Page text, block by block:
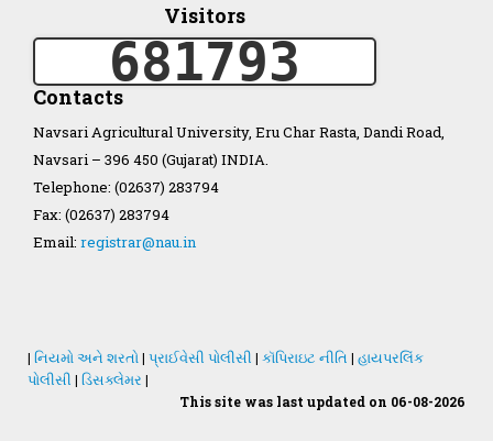
ખેડુત માર્ગદર્શિકા
Accreditation Certificate
Statastics
Visitors
681793
Contacts
Navsari Agricultural University, Eru Char Rasta, Dandi Road,
Navsari – 396 450 (Gujarat) INDIA.
Telephone: (02637) 283794
Fax: (02637) 283794
Email: registrar@nau.in
| નિયમો અને શરતો| પ્રાઈવેસી પોલીસી | કૉપિરાઇટ નીતિ | હાયપરલિંક
પોલીસી | ડિસક્લેમર |
This site was last updated on 06-08-2026